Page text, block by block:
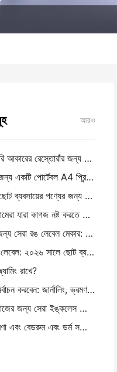
আরও
কিভাবে আপনার ছোট বা মাঝারি আকারের রেস্তোরাঁর জন্য সঠিক রেস্তোরাঁর সফটওয়্যার বেছে নিন
আপনার কি গুদামের চালানের জন্য একটি পোর্টেবল A4 প্রিন্টার প্রয়োজন? আসলে কি কাজ করে
তাপীয় লেবেল প্রিন্টারগুলি কি ছোট ব্যবসায়ের পণ্যের জন্য জলরোধী লেবেল তৈরি করতে পারে?
শুরুর জন্য সেরা তাত্ক্ষণিক ক্যামেরা যারা কাগজ নষ্ট করতে চায় না
জার্নালিং এবং স্ক্র্যাপবুকিংয়ের জন্য সেরা রঙ লেবেল মেকার: প্রতিটি পৃষ্ঠায় আরও রঙ যোগ করুন
হ্যান্ডলাইট বনাম মুদ্রণ শিপিং লেবেল: ২০২৬ সালে ছোট ব্যবসার জন্য টিপস
রাখে?
পকেট ফটো প্রিন্টার কিভাবে নির্বাচন করবেন: জার্নালিং, ভ্রমণ এবং আইফোন ব্যবহারকারীদের জন্য একটি সম্পূর্ণ গাই
ভ্রমণ, স্কুল এবং মোবাইল কাজের জন্য সেরা ইঙ্কলেস পোর্টেবল প্রিন্টারঃ হানিন এমটি ৬২০ প্রো পর্যালোচনা
মিনি ফটো ওয়াল লেআউট ধারণা এবং বেডরুম এবং ডর্ম সজ্জা জন্য টিপস